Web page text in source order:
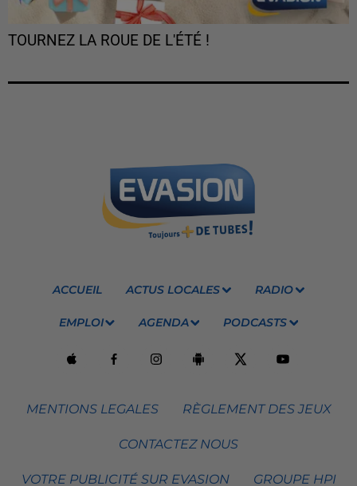
TOURNEZ LA ROUE DE L'ÉTÉ !
ACCUEIL ACTUS LOCALES RADIO
EMPLOI AGENDA PODCASTS
MENTIONS LEGALES RÈGLEMENT DES JEUX
CONTACTEZ NOUS
VOTRE PUBLICITÉ SUR EVASION GROUPE HPI